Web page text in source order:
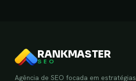
RANKMASTER
SEO
Agência de SEO focada em estratégias